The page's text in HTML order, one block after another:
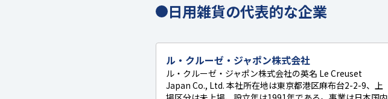
日用雑貨の代表的な企業
ル・クルーゼ・ジャポン株式会社
ル・クルーゼ・ジャポン株式会社の英名 Le Creuset
Japan Co., Ltd. 本社所在地は東京都港区麻布台2-2-9、上